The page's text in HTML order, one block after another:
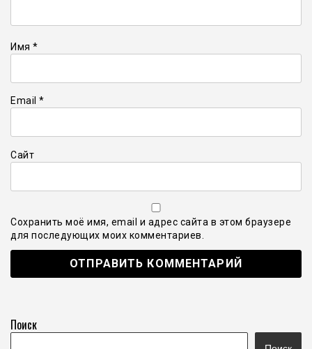
Имя *
Email *
Сайт
Сохранить моё имя, email и адрес сайта в этом браузере
для последующих моих комментариев.
Поиск